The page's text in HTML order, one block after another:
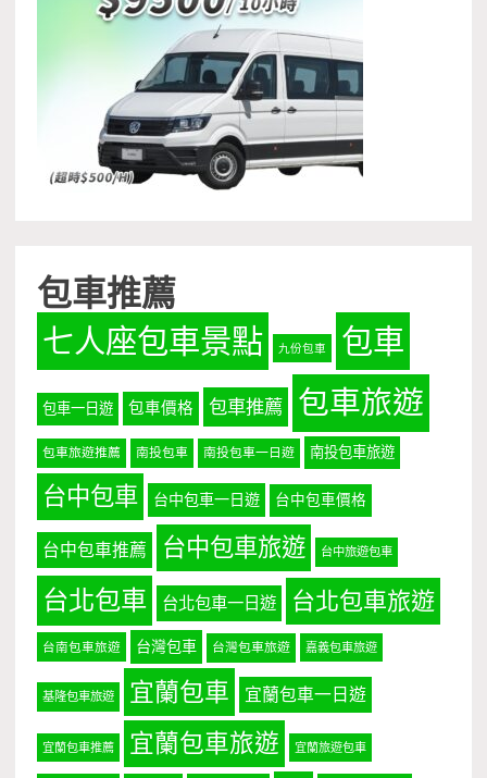
包車推薦
七人座包車景點 九份包車 包車
包車一日遊 包車價格 包車推薦 包車旅遊
包車旅遊推薦 南投包車 南投包車一日遊 南投包車旅遊
台中包車 台中包車一日遊 台中包車價格
台中包車推薦 台中包車旅遊 台中旅遊包車
台北包車 台北包車一日遊 台北包車旅遊
台南包車旅遊 台灣包車 台灣包車旅遊 嘉義包車旅遊
基隆包車旅遊 宜蘭包車 宜蘭包車一日遊
宜蘭包車推薦 宜蘭包車旅遊 宜蘭旅遊包車